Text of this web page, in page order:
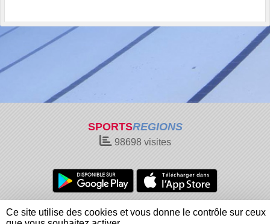
SPORTSREGIONS
98698visites
Charte cookies
Gestion des cookies
Informations légales
Signaler un contenu inapproprié
Ce site utilise des cookies et vous donne le contrôle sur ceux